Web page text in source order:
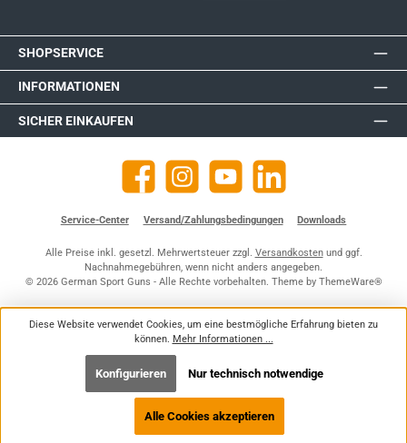
SHOPSERVICE
INFORMATIONEN
SICHER EINKAUFEN
Facebook Instagram YouTube https://de.linkedin.com/company/
Service-Center Versand/Zahlungsbedingungen Downloads
Alle Preise inkl. gesetzl. Mehrwertsteuer zzgl. Versandkostenund ggf.
Nachnahmegebühren, wenn nicht anders angegeben.
© 2026 German Sport Guns - Alle Rechte vorbehalten. Theme by ThemeWare®
Diese Website verwendet Cookies, um eine bestmögliche Erfahrung bieten zu
können. Mehr Informationen ...
Nur technisch notwendige
Konfigurieren
Alle Cookies akzeptieren